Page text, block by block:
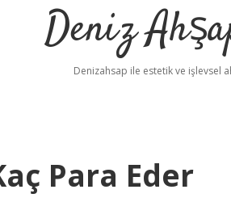
Deniz
Denizahsap ile estetik ve işlevsel
Para Eder